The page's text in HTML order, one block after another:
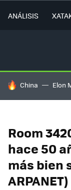
ANÁLISIS
HOY SE HABLA
China Elon
Room
hace 50
más bien
ARPANET)